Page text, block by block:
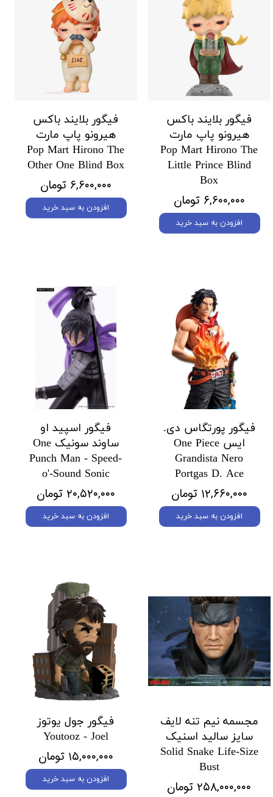
فیگور بلایند باکس
هیرونو پاپ مارت
Pop Mart Hirono The
Little Prince Blind
Box
۶,۶۰۰,۰۰۰ تومان
افزودن به سبد خرید
فیگور بلایند باکس
هیرونو پاپ مارت
Pop Mart Hirono The
Other One Blind Box
۶,۶۰۰,۰۰۰ تومان
افزودن به سبد خرید
فیگور پورتگاس دی.
ایس One Piece
Grandista Nero
Portgas D. Ace
۱۲,۶۶۰,۰۰۰ تومان
افزودن به سبد خرید
فیگور اسپید او
ساوند سونیک One
Punch Man - Speed-
o'-Sound Sonic
۲۰,۵۲۰,۰۰۰ تومان
افزودن به سبد خرید
مجسمه نیم تنه لایف
سایز سالید اسنیک
Solid Snake Life-Size
Bust
۲۵۸,۰۰۰,۰۰۰ تومان
فیگور جول یوتوز
Youtooz - Joel
۱۵,۰۰۰,۰۰۰ تومان
افزودن به سبد خرید